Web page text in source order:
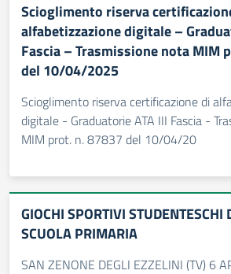
Scioglimento riserva
alfabetizzazione digitale –
Fascia – Trasmissione nota MIM
del 10/04/2025
Scioglimento riserva certificazione di
digitale - Graduatorie ATA III Fascia -
MIM prot. n. 87837 del 10/04/20
GIOCHI SPORTIVI
SCUOLA PRIMARIA
SAN ZENONE DEGLI EZZELINI (TV) 6